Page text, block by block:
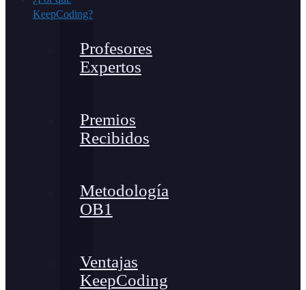
KeepCoding?
Profesores
Expertos
Premios
Recibidos
Metodología
OB1
Ventajas
KeepCoding